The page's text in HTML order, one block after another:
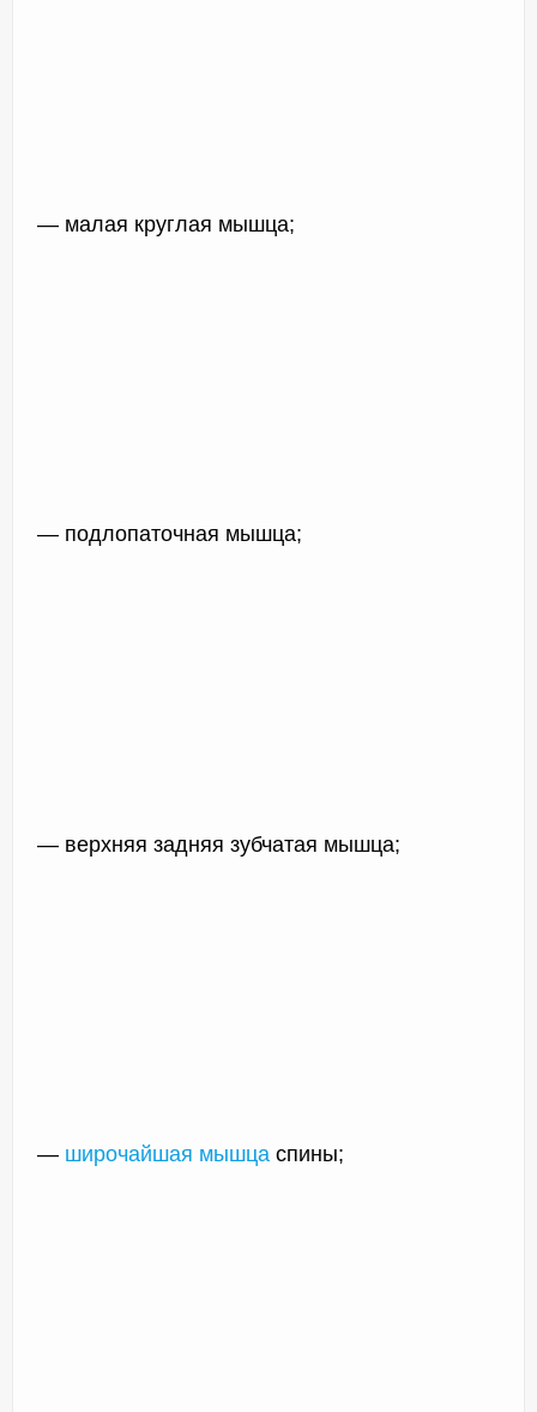
— малая круглая мышца;
— подлопаточная мышца;
— верхняя задняя зубчатая мышца;
— широчайшая мышца спины;